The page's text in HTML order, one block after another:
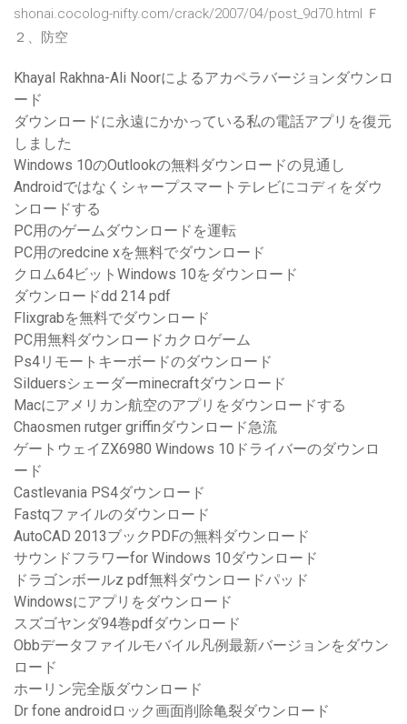
shonai.cocolog-nifty.com/crack/2007/04/post_9d70.html Ｆ
２、防空
Khayal Rakhna-Ali Noorによるアカペラバージョンダウンロ
ード
ダウンロードに永遠にかかっている私の電話アプリを復元
しました
Windows 10のOutlookの無料ダウンロードの見通し
Androidではなくシャープスマートテレビにコディをダウ
ンロードする
PC用のゲームダウンロードを運転
PC用のredcine xを無料でダウンロード
クロム64ビットWindows 10をダウンロード
ダウンロードdd 214 pdf
Flixgrabを無料でダウンロード
PC用無料ダウンロードカクロゲーム
Ps4リモートキーボードのダウンロード
Silduersシェーダーminecraftダウンロード
Macにアメリカン航空のアプリをダウンロードする
Chaosmen rutger griffinダウンロード急流
ゲートウェイZX6980 Windows 10ドライバーのダウンロ
ード
Castlevania PS4ダウンロード
Fastqファイルのダウンロード
AutoCAD 2013ブックPDFの無料ダウンロード
サウンドフラワーfor Windows 10ダウンロード
ドラゴンボールz pdf無料ダウンロードパッド
Windowsにアプリをダウンロード
スズゴヤンダ94巻pdfダウンロード
Obbデータファイルモバイル凡例最新バージョンをダウン
ロード
ホーリン完全版ダウンロード
Dr fone androidロック画面削除亀裂ダウンロード